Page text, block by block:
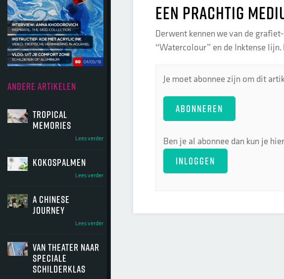
ANDERE ARTIKELEN
tropical
memories
Lees verder
kokospalmen
Lees verder
a chinese
journey
Lees verder
van theater naar
speciale
schilderklas
een prachtig
Derwent kennen we van de
“Watercolour” en de Inktense
Je moet abonnee zijn om dit
ABONNEREN
Ben je al abonnee dan kun je
INLOGGEN